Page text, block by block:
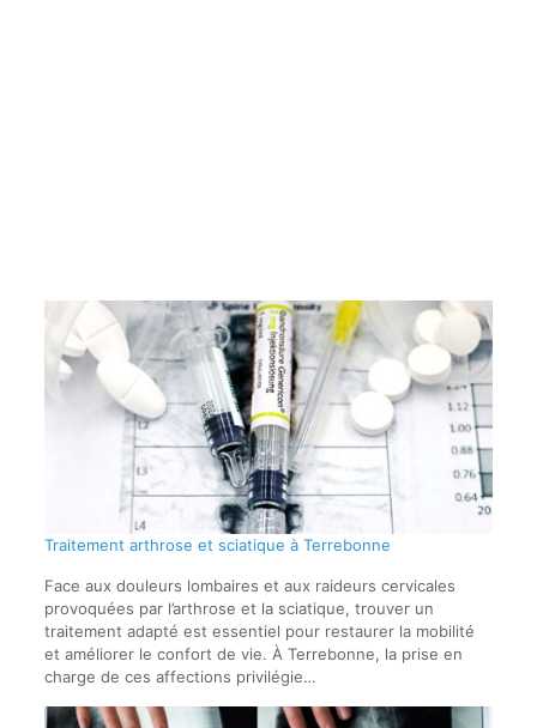
Traitement arthrose et sciatique à Terrebonne
Face aux douleurs lombaires et aux raideurs cervicales
provoquées par l’arthrose et la sciatique, trouver un
traitement adapté est essentiel pour restaurer la mobilité
et améliorer le confort de vie. À Terrebonne, la prise en
charge de ces affections privilégie…